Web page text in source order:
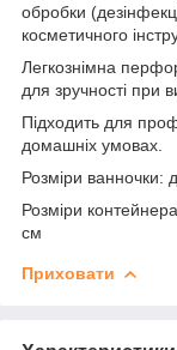
обробки
косметичного
Легкознімна
для зручності при
Підходить для
домашніх умовах.
Розміри
Розміри
см
Приховати